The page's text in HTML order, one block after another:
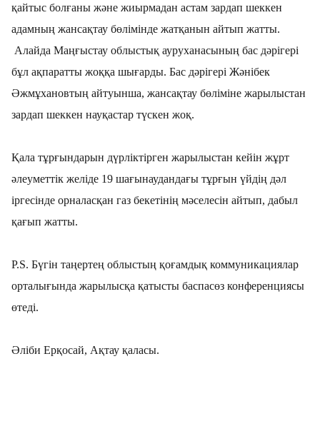
қайтыс болғаны және жиырмадан астам зардап шеккен
адамның жансақтау бөлімінде жатқанын айтып жатты.
Алайда Маңғыстау облыстық ауруханасының бас дәрігері
бұл ақпаратты жоққа шығарды. Бас дәрігері Жәнібек
Әжмұхановтың айтуынша, жансақтау бөліміне жарылыстан
зардап шеккен науқастар түскен жоқ.
Қала тұрғындарын дүрліктірген жарылыстан кейін жұрт
әлеуметтік желіде 19 шағынаудандағы тұрғын үйдің дәл
іргесінде орналасқан газ бекетінің мәселесін айтып, дабыл
қағып жатты.
P.S. Бүгін таңертең облыстың қоғамдық коммуникациялар
орталығында жарылысқа қатысты баспасөз конференциясы
өтеді.
Әліби Ерқосай, Ақтау қаласы.